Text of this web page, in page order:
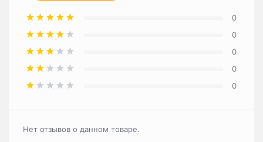
0
0
0
0
0
Нет отзывов о данном товаре.